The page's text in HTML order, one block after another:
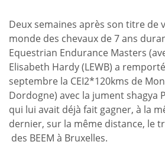
Deux semaines après son titre de
monde des chevaux de 7 ans
Equestrian Endurance Masters
Elisabeth Hardy (LEWB) a
septembre la CEI2*120kms de
Dordogne) avec la jument shagya
qui lui avait déjà fait gagner, à la
dernier, sur la même distance, le
des BEEM à Bruxelles.